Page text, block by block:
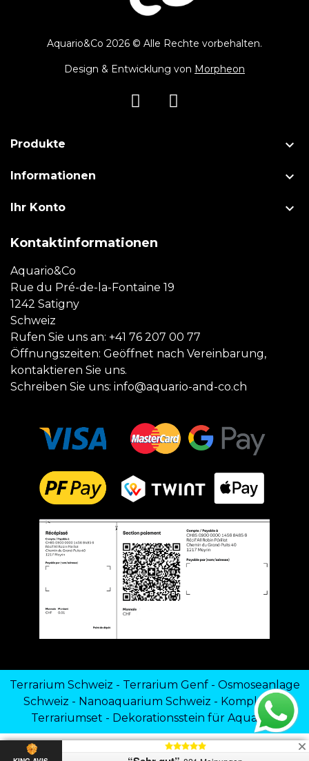
Aquario&Co 2026 © Alle Rechte vorbehalten.
Design & Entwicklung von Morpheon
Produkte 
Informationen 
Ihr Konto 
Kontaktinformationen
Aquario&Co
Rue du Pré-de-la-Fontaine 19
1242 Satigny
Schweiz
Rufen Sie uns an: +41 76 207 00 77
Öffnungszeiten: Geöffnet nach Vereinbarung,
kontaktieren Sie uns.
Schreiben Sie uns: info@aquario-and-co.ch
Terrarium Schweiz - Terrarium Genf- Osmoseanlage
Schweiz - Nanoaquarium Schweiz - Komplettes
Terrariumset - Dekorationsstein für Aquarien